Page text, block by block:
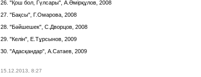
26. "Қош бол, Гүлсары", А.Әмірқұлов, 2008
27. "Бақсы", Г.Омарова, 2008
28. "Бәйшешек", С.Дворцов, 2008
29. "Келін", Е.Тұрсынов, 2009
30. "Адасқандар", А.Сатаев, 2009
15.12.2013, 8:27